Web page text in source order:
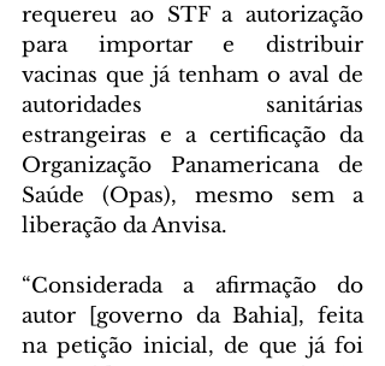
requereu ao STF a autorização
para importar e distribuir
vacinas que já tenham o aval de
autoridades sanitárias
estrangeiras e a certificação da
Organização Panamericana de
Saúde (Opas), mesmo sem a
liberação da Anvisa.
“Considerada a afirmação do
autor [governo da Bahia], feita
na petição inicial, de que já foi